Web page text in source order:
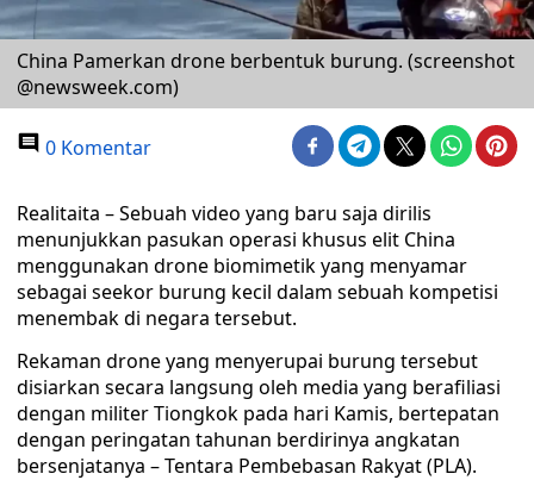
China Pamerkan drone berbentuk burung. (screenshot
@newsweek.com)
0 Komentar
Realitaita – Sebuah video yang baru saja dirilis
menunjukkan pasukan operasi khusus elit China
menggunakan drone biomimetik yang menyamar
sebagai seekor burung kecil dalam sebuah kompetisi
menembak di negara tersebut.
Rekaman drone yang menyerupai burung tersebut
disiarkan secara langsung oleh media yang berafiliasi
dengan militer Tiongkok pada hari Kamis, bertepatan
dengan peringatan tahunan berdirinya angkatan
bersenjatanya – Tentara Pembebasan Rakyat (PLA).